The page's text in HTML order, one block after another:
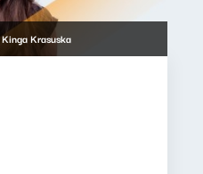
Kinga Krasuska